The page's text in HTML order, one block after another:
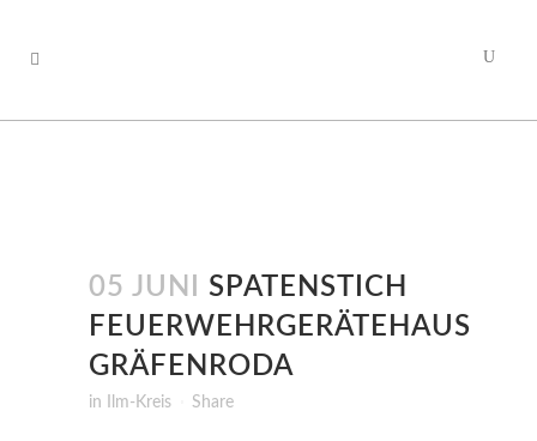
05 JUNI
SPATENSTICH
FEUERWEHRGERÄTEHAUS
GRÄFENRODA
in Ilm-Kreis Share